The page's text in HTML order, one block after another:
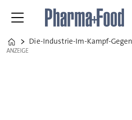
Home
Die-Industrie-Im-Kampf-
ANZEIGE
ANZEIGE